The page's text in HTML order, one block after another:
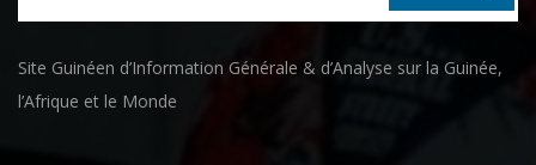
Site Guinéen d’Information Générale & d’Analyse sur la Guinée,
l’Afrique et le Monde